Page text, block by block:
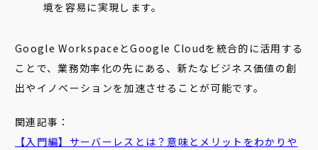
境を容易に実現します。
Google WorkspaceとGoogle Cloudを統合的に活用する
ことで、業務効率化の先にある、新たなビジネス価値の創
出やイノベーションを加速させることが可能です。
関連記事：
【入門編】 サーバーレス とは？意味とメリットをわかりや